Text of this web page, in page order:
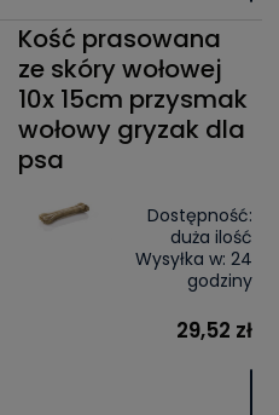
Kość prasowana
ze skóry wołowej
10x 15cm przysmak
wołowy gryzak dla
psa
Dostępność:
duża ilość
Wysyłka w: 24
godziny
29,52 zł